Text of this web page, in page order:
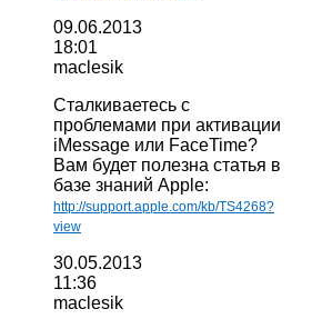
09.06.2013
18:01
maclesik
Сталкиваетесь с
проблемами при активации
iMessage или FaceTime?
Вам будет полезна статья в
базе знаний Apple:
http://support.apple.com/kb/TS4268?
view
30.05.2013
11:36
maclesik